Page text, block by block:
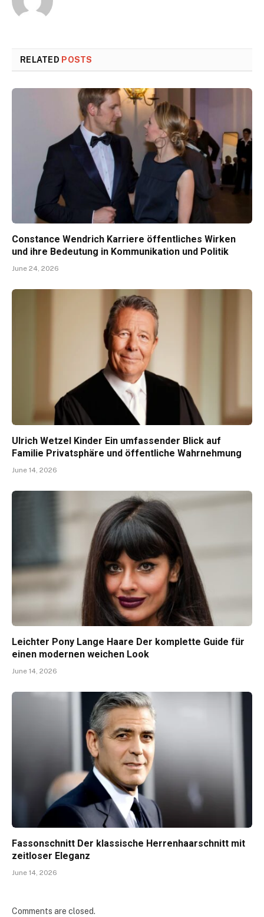
RELATED POSTS
Constance Wendrich Karriere öffentliches Wirken
und ihre Bedeutung in Kommunikation und Politik
June 24, 2026
Ulrich Wetzel Kinder Ein umfassender Blick auf
Familie Privatsphäre und öffentliche Wahrnehmung
June 14, 2026
Leichter Pony Lange Haare Der komplette Guide für
einen modernen weichen Look
June 14, 2026
Fassonschnitt Der klassische Herrenhaarschnitt mit
zeitloser Eleganz
June 14, 2026
Comments are closed.